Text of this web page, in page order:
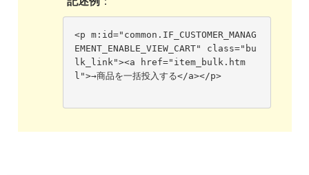
<p m:id="common.IF_CUSTOMER_MANAG
EMENT_ENABLE_VIEW_CART" class="bu
lk_link"><a href="item_bulk.htm
l">→商品を一括投入する</a></p>